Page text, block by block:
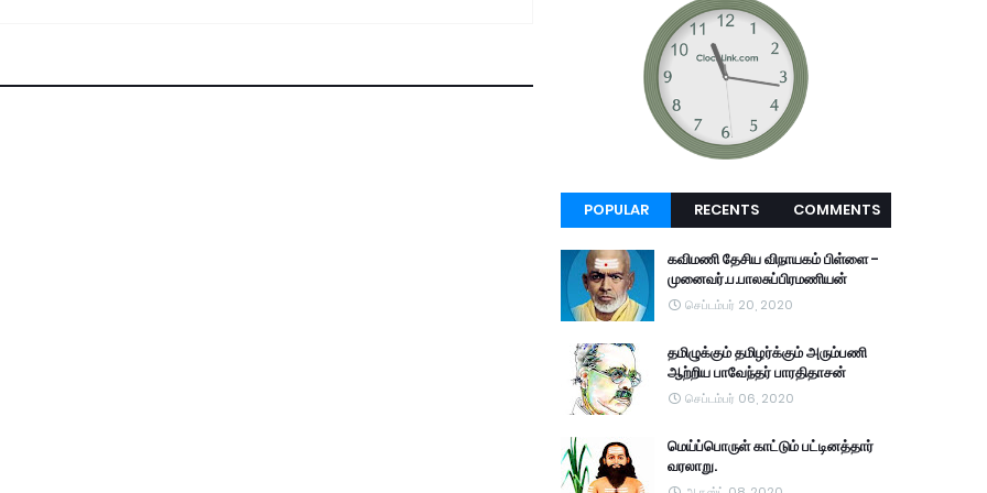
POPULAR RECENTS COMMENTS
கவிமணி தேசிய விநாயகம் பிள்ளை -
முனைவர்.ப.பாலசுப்பிரமணியன்
செப்டம்பர் 20, 2020
தமிழுக்கும் தமிழர்க்கும் அரும்பணி
ஆற்றிய பாவேந்தர் பாரதிதாசன்
செப்டம்பர் 06, 2020
மெய்ப்பொருள் காட்டும் பட்டினத்தார்
வரலாறு.